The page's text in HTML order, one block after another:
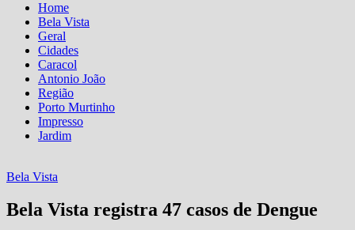
Home
Bela Vista
Geral
Cidades
Caracol
Antonio João
Região
Porto Murtinho
Impresso
Jardim
Bela Vista
Bela Vista registra 47 casos de Dengue